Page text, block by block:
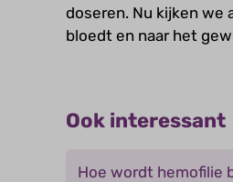
doseren. Nu kijken we
bloedt en naar het
Ook interessant
Hoe wordt hemofilie